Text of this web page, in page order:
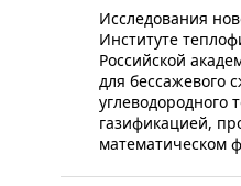
Исследования
Институте
Российской
для бессажевого
углеводородного
газификацией,
математическом